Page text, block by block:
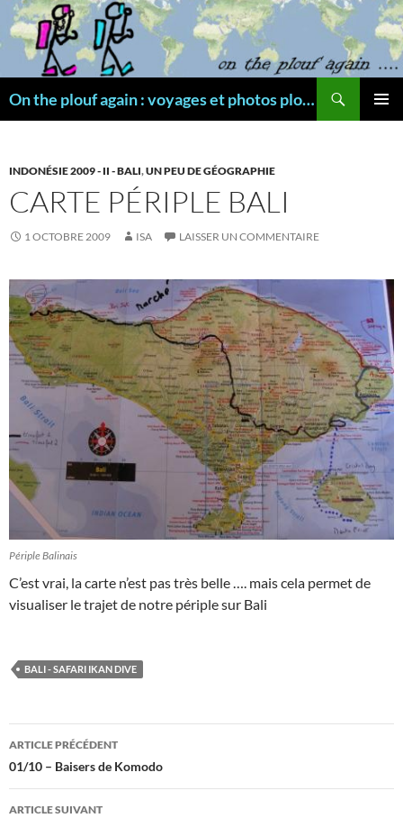
Aller
au
contenu
On the plouf again : voyages et photos plongée
INDONÉSIE 2009 - II - BALI,UN PEU DE GÉOGRAPHIE
CARTE PÉRIPLE BALI
1 OCTOBRE 2009 ISA LAISSER UN COMMENTAIRE
Périple Balinais
C’est vrai, la carte n’est pas très belle …. mais cela permet de
visualiser le trajet de notre périple sur Bali
BALI - SAFARI IKAN DIVE
Navigation
des
articles
ARTICLE PRÉCÉDENT
01/10 – Baisers de Komodo
ARTICLE SUIVANT